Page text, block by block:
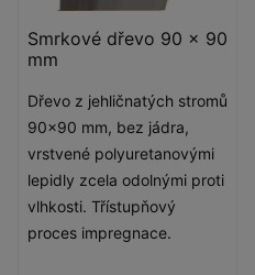
Smrkové dřevo 90 x 90
mm
Dřevo z jehličnatých stromů
90x90 mm, bez jádra,
vrstvené polyuretanovými
lepidly zcela odolnými proti
vlhkosti. Třístupňový
proces impregnace.